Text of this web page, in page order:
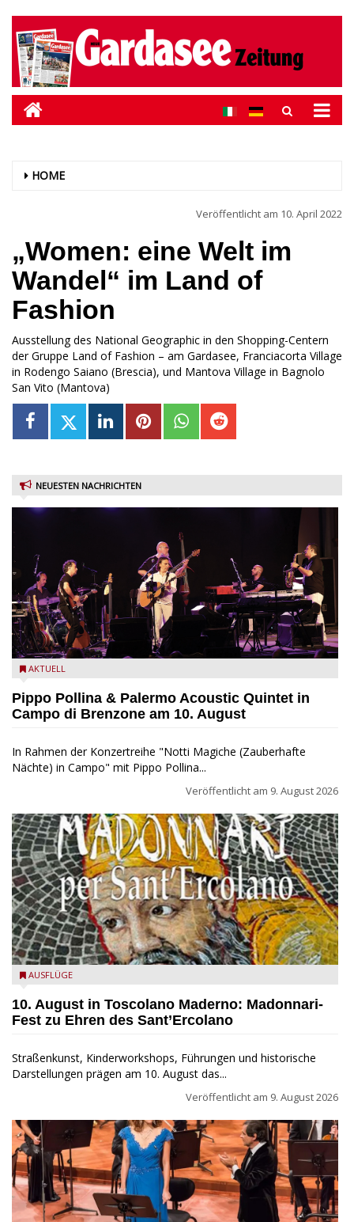
HOME
Veröffentlicht am 10. April 2022
„Women: eine Welt im
Wandel“ im Land of
Fashion
Ausstellung des National Geographic in den Shopping-Centern
der Gruppe Land of Fashion – am Gardasee, Franciacorta Village
in Rodengo Saiano (Brescia), und Mantova Village in Bagnolo
San Vito (Mantova)
NEUESTEN NACHRICHTEN
Pippo Pollina im Konzert mit dem Palermo Acoustic Quintet
AKTUELL
Pippo Pollina & Palermo Acoustic Quintet in
Campo di Brenzone am 10. August
In Rahmen der Konzertreihe "Notti Magiche (Zauberhafte
Nächte) in Campo" mit Pippo Pollina...
Veröffentlicht am 9. August 2026
Toscolano Maderno: "Madonnari per Sant'Ercolano"
AUSFLÜGE
10. August in Toscolano Maderno: Madonnari-
Fest zu Ehren des Sant’Ercolano
Straßenkunst, Kinderworkshops, Führungen und historische
Darstellungen prägen am 10. August das...
Veröffentlicht am 9. August 2026